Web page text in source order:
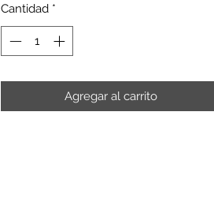
Cantidad *
Agregar al carrito